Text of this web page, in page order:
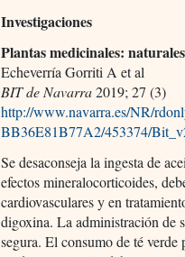
Investigaciones
Plantas medicinales:
Echeverría Gorriti A et al
BIT de Navarra2019; 27 (3)
http://www.navarra.es/NR/
BB36E81B77A2/453374/
Se desaconseja la ingesta de
efectos mineralocorticoides,
cardiovasculares y en
digoxina. La administración de
segura. El consumo de té